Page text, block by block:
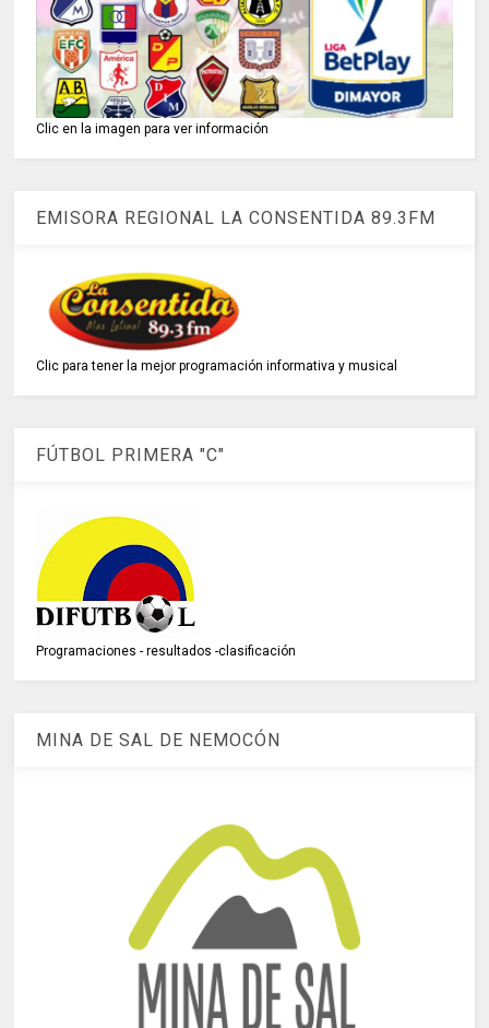
Clic en la imagen para ver información
EMISORA REGIONAL LA CONSENTIDA 89.3FM
Clic para tener la mejor programación informativa y musical
FÚTBOL PRIMERA "C"
Programaciones - resultados -clasificación
MINA DE SAL DE NEMOCÓN